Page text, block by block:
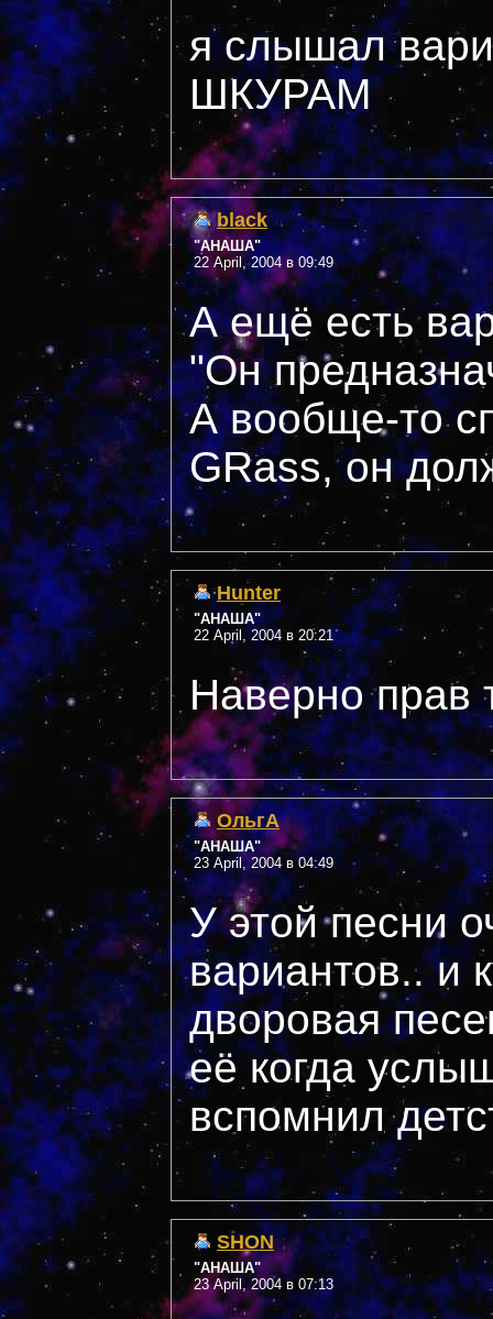
я слышал
ШКУРАМ
black
"АНАША"
22 April, 2004 в 09:49
А ещё есть
"Он
А вообще-то
GRass, он
Hunter
"АНАША"
22 April, 2004 в 20:21
Наверно прав
ОльгА
"АНАША"
23 April, 2004 в 04:49
У этой песни
вариантов.. и
дворовая
её когда
вспомнил
SHON
"АНАША"
23 April, 2004 в 07:13